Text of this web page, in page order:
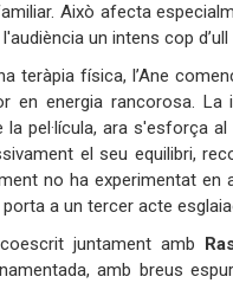
Això afecta
un intens cop
teràpia física, l’Ane
en energia rancorosa.
la pel·lícula, ara s'esforça
el seu equilibri,
no ha experimentat
a un tercer acte
juntament amb
amb breus